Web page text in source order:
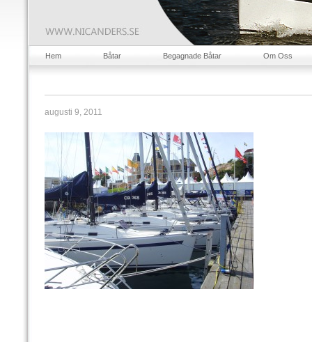
Hem Båtar Begagnade Båtar Om Oss
augusti 9, 2011